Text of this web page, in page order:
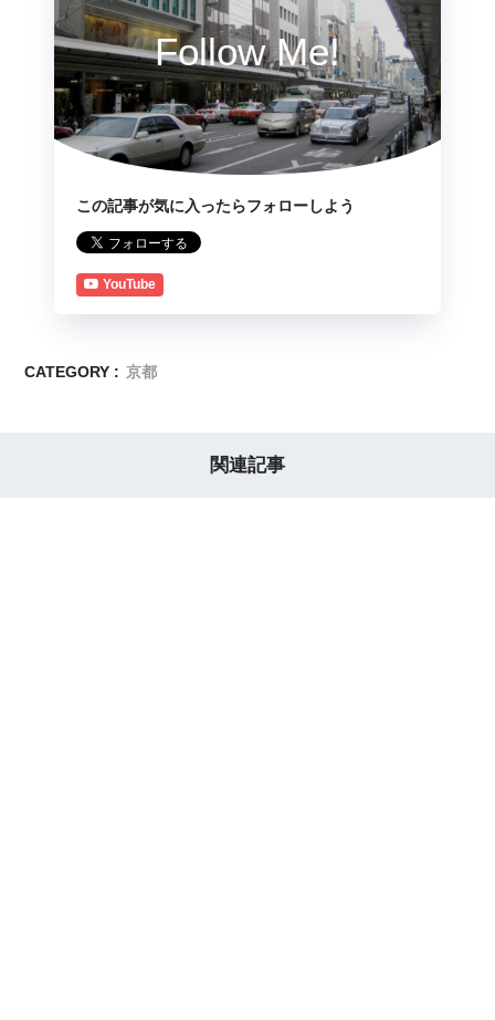
Follow Me!
この記事が気に入ったらフォローしよう
YouTube
CATEGORY : 京都
関連記事